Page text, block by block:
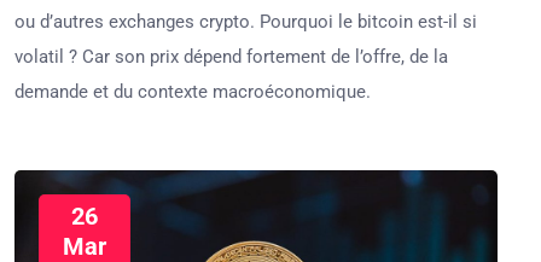
ou d’autres exchanges crypto. Pourquoi le bitcoin est-il si
volatil ? Car son prix dépend fortement de l’offre, de la
demande et du contexte macroéconomique.
26
Mar